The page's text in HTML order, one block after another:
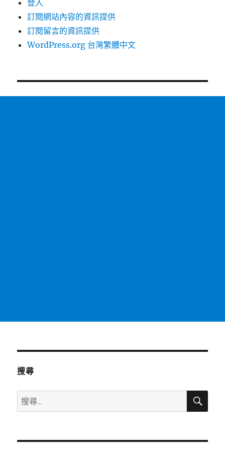
登入
訂閱網站內容的資訊提供
訂閱留言的資訊提供
WordPress.org 台灣繁體中文
搜尋
搜
尋
鍵
搜